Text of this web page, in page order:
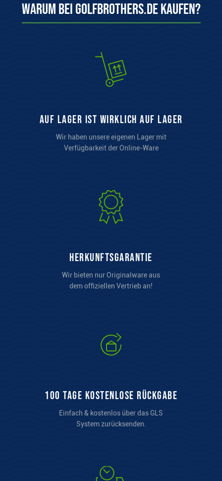
Warum bei Golfbrothers.de kaufen?
auf Lager ist wirklich auf Lager
Wir haben unsere eigenen Lager mit
Verfügbarkeit der Online-Ware
Herkunftsgarantie
Wir bieten nur Originalware aus
dem offiziellen Vertrieb an!
100 Tage kostenlose Rückgabe
Einfach & kostenlos über das GLS
System zurücksenden.